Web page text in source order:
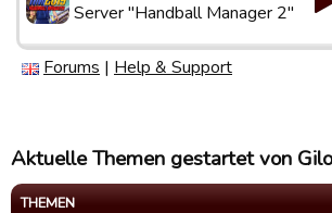
Server "Handball Manager 2"
Forums | Help & Support
Aktuelle Themen gestartet von
THEMEN